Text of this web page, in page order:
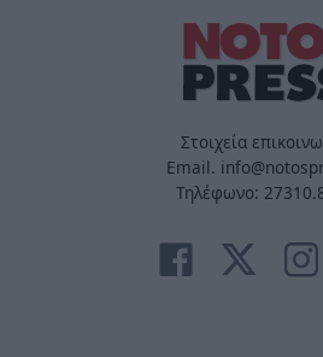
Στοιχεία
Email.
Τηλέφωνο: